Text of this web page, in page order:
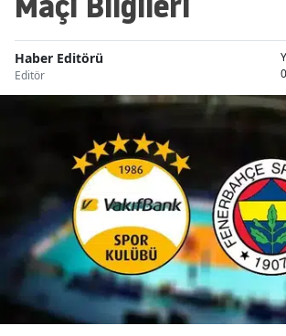
Haber Editörü
Editör